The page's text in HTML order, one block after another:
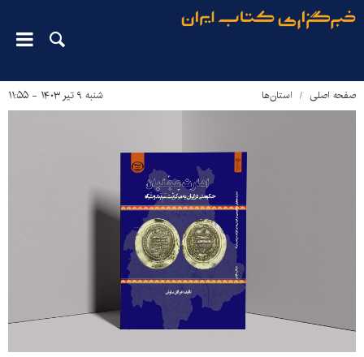
صفحه اصلی استان‌ها شنبه ۹ تیر ۱۴۰۳ - ۱۱:۵۵